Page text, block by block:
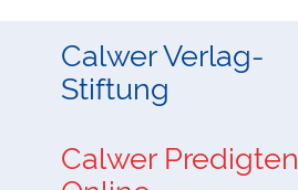
Calwer Verlag-
Stiftung
Calwer Predigten